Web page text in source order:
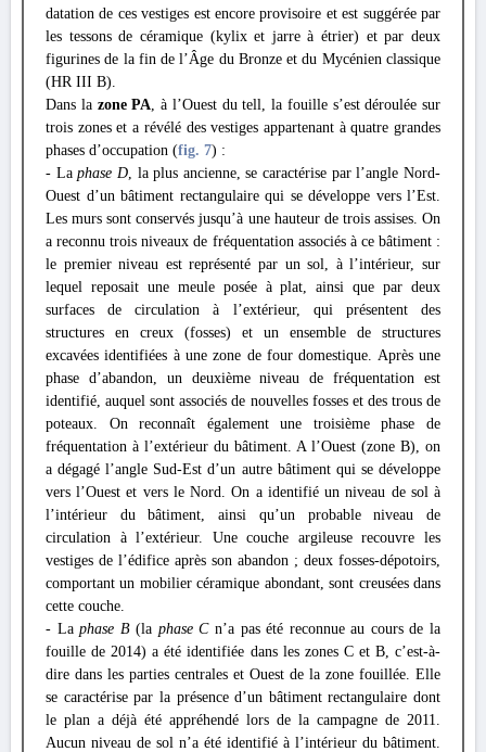
datation de ces vestiges est encore provisoire et est suggérée par
les tessons de céramique (kylix et jarre à étrier) et par deux
figurines de la fin de l’Âge du Bronze et du Mycénien classique
(HR III B).
Dans la zone PA, à l’Ouest du tell, la fouille s’est déroulée sur
trois zones et a révélé des vestiges appartenant à quatre grandes
phases d’occupation (fig. 7) :
- Laphase D, la plus ancienne, se caractérise par l’angle Nord-
Ouest d’un bâtiment rectangulaire qui se développe vers l’Est.
Les murs sont conservés jusqu’à une hauteur de trois assises. On
a reconnu trois niveaux de fréquentation associés à ce bâtiment :
le premier niveau est représenté par un sol, à l’intérieur, sur
lequel reposait une meule posée à plat, ainsi que par deux
surfaces de circulation à l’extérieur, qui présentent des
structures en creux (fosses) et un ensemble de structures
excavées identifiées à une zone de four domestique. Après une
phase d’abandon, un deuxième niveau de fréquentation est
identifié, auquel sont associés de nouvelles fosses et des trous de
poteaux. On reconnaît également une troisième phase de
fréquentation à l’extérieur du bâtiment. A l’Ouest (zone B), on
a dégagé l’angle Sud-Est d’un autre bâtiment qui se développe
vers l’Ouest et vers le Nord. On a identifié un niveau de sol à
l’intérieur du bâtiment, ainsi qu’un probable niveau de
circulation à l’extérieur. Une couche argileuse recouvre les
vestiges de l’édifice après son abandon ; deux fosses-dépotoirs,
comportant un mobilier céramique abondant, sont creusées dans
cette couche.
- Laphase B(la phase Cn’a pas été reconnue au cours de la
fouille de 2014) a été identifiée dans les zones C et B, c’est-à-
dire dans les parties centrales et Ouest de la zone fouillée. Elle
se caractérise par la présence d’un bâtiment rectangulaire dont
le plan a déjà été appréhendé lors de la campagne de 2011.
Aucun niveau de sol n’a été identifié à l’intérieur du bâtiment.